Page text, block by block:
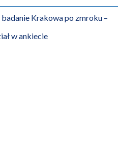
Krakowa po zmroku –
w ankiecie